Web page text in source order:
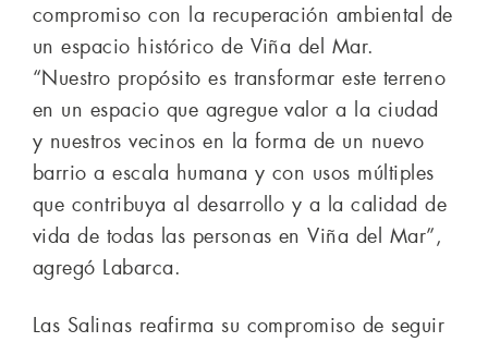
compromiso con la recuperación ambiental de
un espacio histórico de Viña del Mar.
“Nuestro propósito es transformar este terreno
en un espacio que agregue valor a la ciudad
y nuestros vecinos en la forma de un nuevo
barrio a escala humana y con usos múltiples
que contribuya al desarrollo y a la calidad de
vida de todas las personas en Viña del Mar”,
agregó Labarca.
Las Salinas reafirma su compromiso de seguir